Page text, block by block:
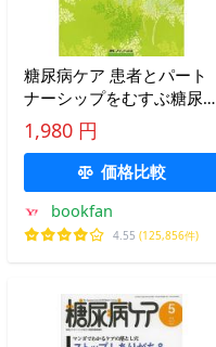
糖尿病ケア 患者とパート
ナーシップをむすぶ糖尿病
療養援助 Vol.9No.5(2012-
5)
1,980 円
価格比較
bookfan
4.55 (125,856件)